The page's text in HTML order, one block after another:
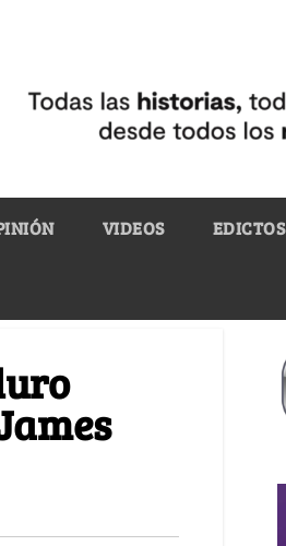
VIDEOS EDICTOS